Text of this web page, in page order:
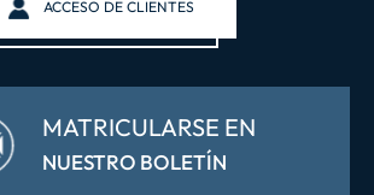
ACCESO DE CLIENTES
MATRICULARSE EN
NUESTRO BOLETÍN